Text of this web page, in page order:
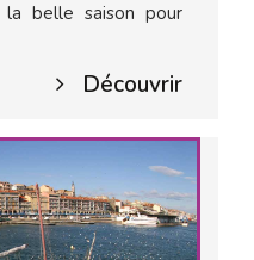
belle saison pour
Découvrir